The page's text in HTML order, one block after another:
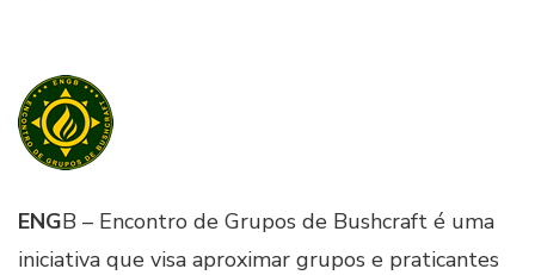
ENGB – Encontro de Grupos de Bushcraft é uma
iniciativa que visa aproximar grupos e praticantes